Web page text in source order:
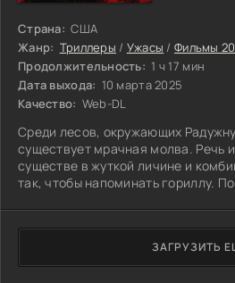
Страна: США
Жанр: Триллеры / Ужасы /Фильмы
Продолжительность: 1 ч 17 мин
Дата выхода: 10 марта 2025
Качество: Web-DL
Среди лесов, окружающих
существует мрачная молва. Речь
существе в жуткой личине и
так, чтобы напоминать гориллу.
куда ступать нельзя.
ЗАГРУЗИТЬ